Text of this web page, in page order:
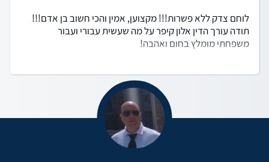
לוחם צדק ללא פשרות!!! מקצוען, אמין והכי חשוב בן אדם!!!
תודה עורך הדין אלון קיפר על מה שעשית עבורי ועבור
משפחתי מומלץ בחום ואהבה!